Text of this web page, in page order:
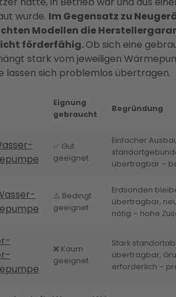
wurde. Im Gegensatz zu
Modellen die
förderfähig.Ob sich eine
stark vom jeweiligen
lassen sich problemlos übertragen.
Eignung
gebraucht
Begründung
✅ Gut
geeignet
Einfacher
übertragbar –
⚠️ Bedingt
geeignet
Erdsonden
übertragbar,
nötig – hohe
❌ Kaum
geeignet
Stark
übertragbar,
erforderlich –